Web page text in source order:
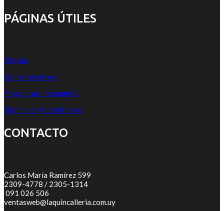
PÁGINAS ÚTILES
Tienda
Sobre nosotros
Preguntas Frecuentes
Términos y Condiciones
CONTACTO
Carlos María Ramírez 599
2309-4778 / 2305-1314
091 026 506
ventasweb@laquincalleria.com.uy